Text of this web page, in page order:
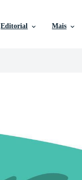
Editorial Mais